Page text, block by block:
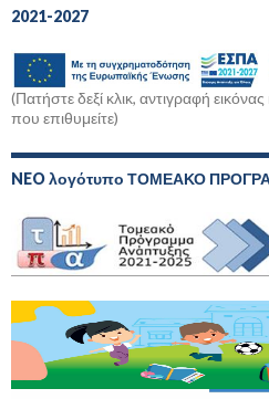
2021-2027
(Πατήστε δεξί κλικ, αντιγραφή
που επιθυμείτε)
NEO λογότυπο ΤΟΜΕΑΚΟ